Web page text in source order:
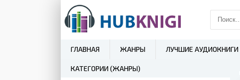
ГЛАВНАЯ ЖАНРЫ ЛУЧШИЕ АУДИОКНИГИ
КАТЕГОРИИ (ЖАНРЫ)